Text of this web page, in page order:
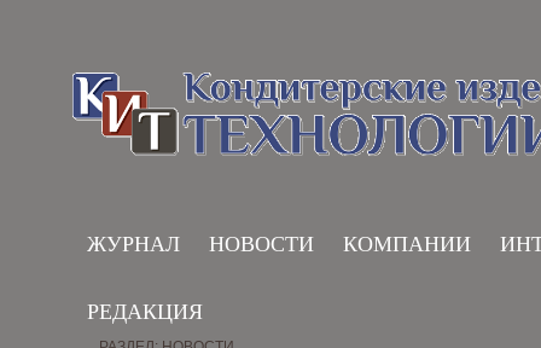
ЖУРНАЛ НОВОСТИ КОМПАНИИ
РЕДАКЦИЯ